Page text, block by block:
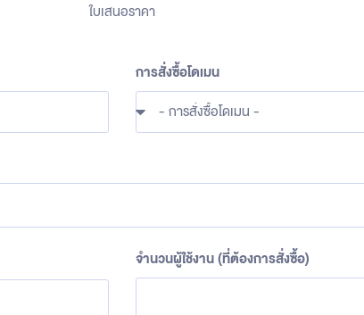
ใบเสนอราคา
การสั่งซื้อโดเมน
จำนวนผู้ใช้งาน (ที่ต้องการสั่งซื้อ)